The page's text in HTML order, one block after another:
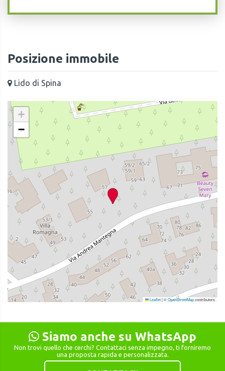
Posizione immobile
Lido di Spina
+
−
Leaflet|©OpenStreetMapcontributors
Siamo anche su WhatsApp
Non trovi quello che cerchi? Contattaci senza impegno, ti forniremo
una proposta rapida e personalizzata.